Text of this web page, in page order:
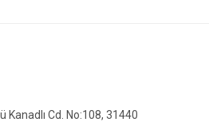
Cd. No:108, 31440